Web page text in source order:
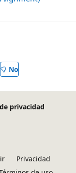
No
privacidad
Privacidad